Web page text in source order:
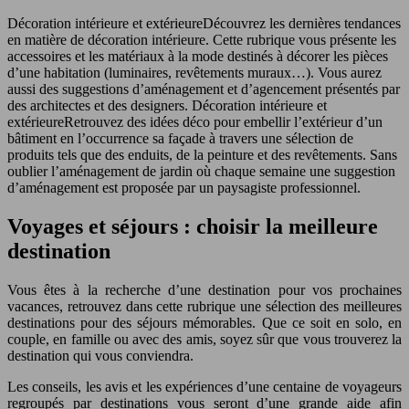
Décoration intérieure et extérieureDécouvrez les dernières tendances
en matière de décoration intérieure. Cette rubrique vous présente les
accessoires et les matériaux à la mode destinés à décorer les pièces
d’une habitation (luminaires, revêtements muraux…). Vous aurez
aussi des suggestions d’aménagement et d’agencement présentés par
des architectes et des designers. Décoration intérieure et
extérieureRetrouvez des idées déco pour embellir l’extérieur d’un
bâtiment en l’occurrence sa façade à travers une sélection de
produits tels que des enduits, de la peinture et des revêtements. Sans
oublier l’aménagement de jardin où chaque semaine une suggestion
d’aménagement est proposée par un paysagiste professionnel.
Voyages et séjours : choisir la meilleure
destination
Vous êtes à la recherche d’une destination pour vos prochaines
vacances, retrouvez dans cette rubrique une sélection des meilleures
destinations pour des séjours mémorables. Que ce soit en solo, en
couple, en famille ou avec des amis, soyez sûr que vous trouverez la
destination qui vous conviendra.
Les conseils, les avis et les expériences d’une centaine de voyageurs
regroupés par destinations vous seront d’une grande aide afin